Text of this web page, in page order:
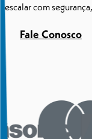
escalar com
Fale Conosco